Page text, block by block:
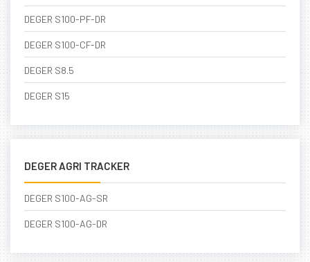
DEGER S100-PF-DR
DEGER S100-CF-DR
DEGER S8.5
DEGER S15
DEGER AGRI TRACKER
DEGER S100-AG-SR
DEGER S100-AG-DR